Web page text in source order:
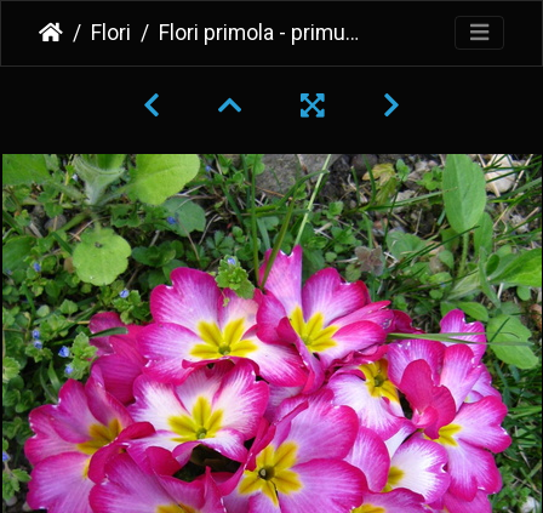
Flori Flori primola - primula alb-mov-galben